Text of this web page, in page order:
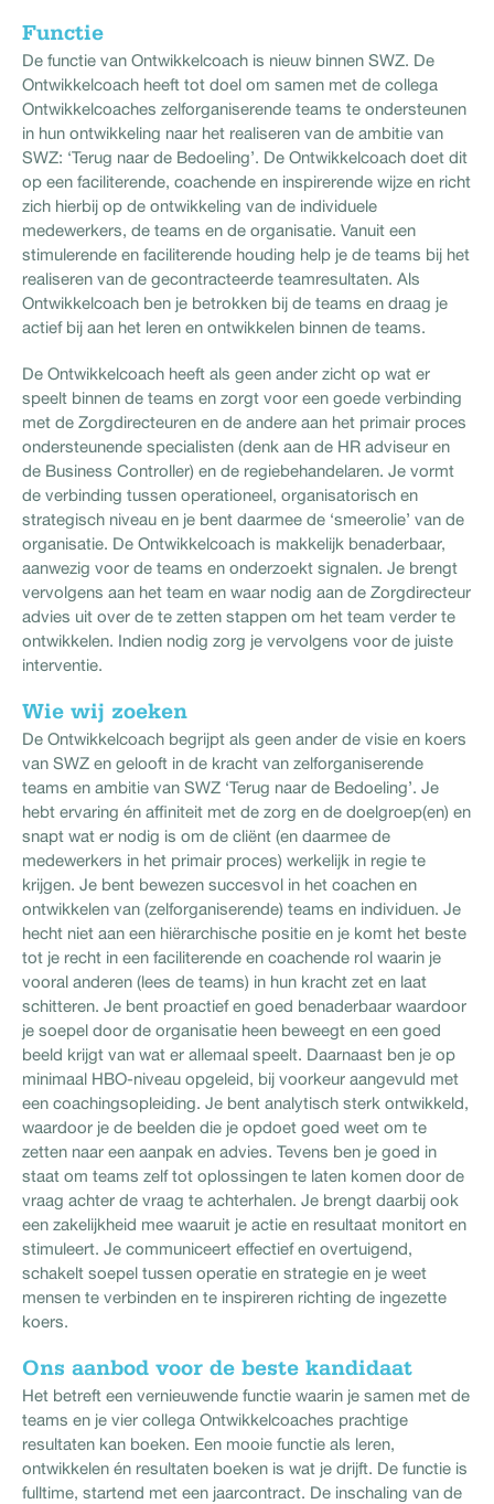
Functie
De functie van Ontwikkelcoach is nieuw binnen SWZ. De
Ontwikkelcoach heeft tot doel om samen met de collega
Ontwikkelcoaches zelforganiserende teams te ondersteunen
in hun ontwikkeling naar het realiseren van de ambitie van
SWZ: ‘Terug naar de Bedoeling’. De Ontwikkelcoach doet dit
op een faciliterende, coachende en inspirerende wijze en richt
zich hierbij op de ontwikkeling van de individuele
medewerkers, de teams en de organisatie. Vanuit een
stimulerende en faciliterende houding help je de teams bij het
realiseren van de gecontracteerde teamresultaten. Als
Ontwikkelcoach ben je betrokken bij de teams en draag je
actief bij aan het leren en ontwikkelen binnen de teams.
De Ontwikkelcoach heeft als geen ander zicht op wat er
speelt binnen de teams en zorgt voor een goede verbinding
met de Zorgdirecteuren en de andere aan het primair proces
ondersteunende specialisten (denk aan de HR adviseur en
de Business Controller) en de regiebehandelaren. Je vormt
de verbinding tussen operationeel, organisatorisch en
strategisch niveau en je bent daarmee de ‘smeerolie’ van de
organisatie. De Ontwikkelcoach is makkelijk benaderbaar,
aanwezig voor de teams en onderzoekt signalen. Je brengt
vervolgens aan het team en waar nodig aan de Zorgdirecteur
advies uit over de te zetten stappen om het team verder te
ontwikkelen. Indien nodig zorg je vervolgens voor de juiste
interventie.
Wie wij zoeken
De Ontwikkelcoach begrijpt als geen ander de visie en koers
van SWZ en gelooft in de kracht van zelforganiserende
teams en ambitie van SWZ ‘Terug naar de Bedoeling’. Je
hebt ervaring én affiniteit met de zorg en de doelgroep(en) en
snapt wat er nodig is om de cliënt (en daarmee de
medewerkers in het primair proces) werkelijk in regie te
krijgen. Je bent bewezen succesvol in het coachen en
ontwikkelen van (zelforganiserende) teams en individuen. Je
hecht niet aan een hiërarchische positie en je komt het beste
tot je recht in een faciliterende en coachende rol waarin je
vooral anderen (lees de teams) in hun kracht zet en laat
schitteren. Je bent proactief en goed benaderbaar waardoor
je soepel door de organisatie heen beweegt en een goed
beeld krijgt van wat er allemaal speelt. Daarnaast ben je op
minimaal HBO-niveau opgeleid, bij voorkeur aangevuld met
een coachingsopleiding. Je bent analytisch sterk ontwikkeld,
waardoor je de beelden die je opdoet goed weet om te
zetten naar een aanpak en advies. Tevens ben je goed in
staat om teams zelf tot oplossingen te laten komen door de
vraag achter de vraag te achterhalen. Je brengt daarbij ook
een zakelijkheid mee waaruit je actie en resultaat monitort en
stimuleert. Je communiceert effectief en overtuigend,
schakelt soepel tussen operatie en strategie en je weet
mensen te verbinden en te inspireren richting de ingezette
koers.
Ons aanbod voor de beste kandidaat
Het betreft een vernieuwende functie waarin je samen met de
teams en je vier collega Ontwikkelcoaches prachtige
resultaten kan boeken. Een mooie functie als leren,
ontwikkelen én resultaten boeken is wat je drijft. De functie is
fulltime, startend met een jaarcontract. De inschaling van de